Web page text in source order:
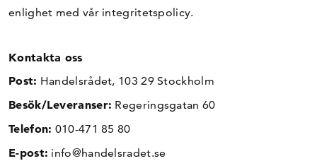
enlighet med vår integritetspolicy.
Kontakta oss
Post: Handelsrådet, 103 29 Stockholm
Besök/Leveranser: Regeringsgatan 60
Telefon: 010-471 85 80
E-post: info@handelsradet.se